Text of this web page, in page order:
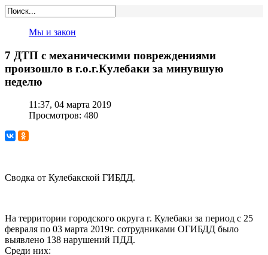
Мы и закон
7 ДТП с механическими повреждениями
произошло в г.о.г.Кулебаки за минувшую
неделю
11:37, 04 марта 2019
Просмотров: 480
Сводка от Кулебакской ГИБДД.
На территории городского округа г. Кулебаки за период с 25
февраля по 03 марта 2019г. сотрудниками ОГИБДД было
выявлено 138 нарушений ПДД.
Среди них: